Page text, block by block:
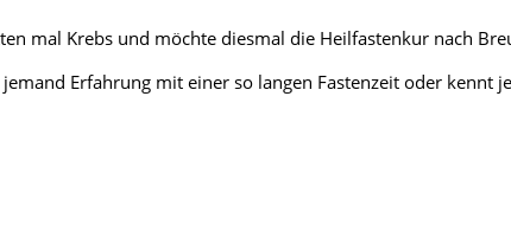
mal Krebs und möchte diesmal die Heilfastenkur nach
Erfahrung mit einer so langen Fastenzeit oder